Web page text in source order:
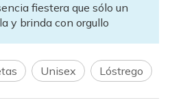
fiestera que sólo un
y brinda con orgullo
Unisex Lóstrego